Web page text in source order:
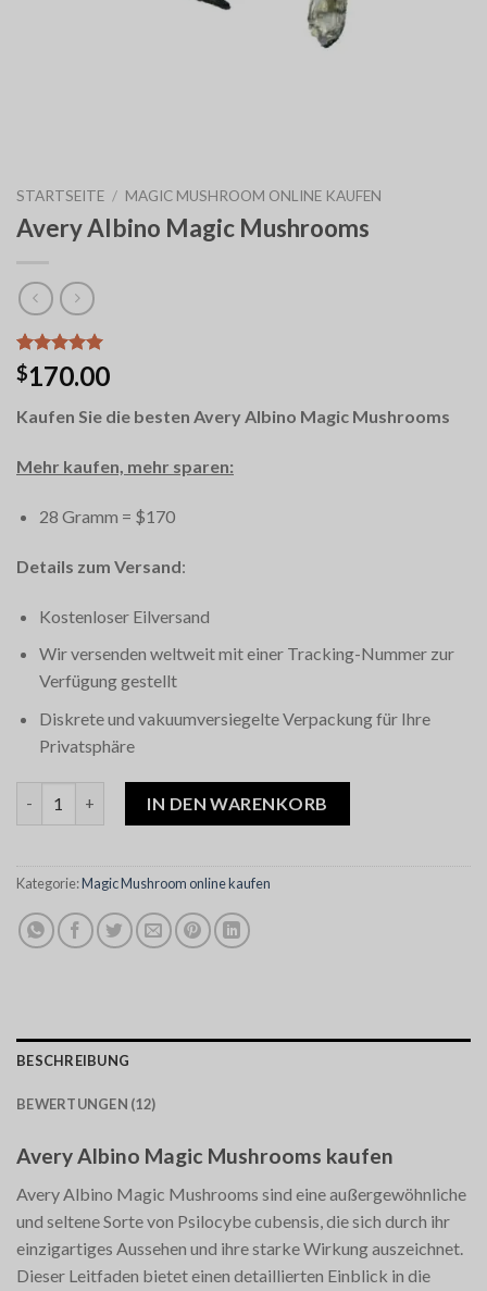
STARTSEITE / MAGIC MUSHROOM ONLINE KAUFEN
Avery Albino Magic Mushrooms
Bewertet
mit5.00
basierend
12
$170.00
Kaufen Sie die besten Avery Albino Magic Mushrooms
Mehr kaufen, mehr sparen:
28 Gramm = $170
Details zum Versand:
Kostenloser Eilversand
Wir versenden weltweit mit einer Tracking-Nummer zur
Verfügung gestellt
Diskrete und vakuumversiegelte Verpackung für Ihre
Privatsphäre
IN DEN WARENKORB
Kategorie:Magic Mushroom online kaufen
BESCHREIBUNG
BEWERTUNGEN (12)
Avery Albino Magic Mushrooms kaufen
Avery Albino Magic Mushrooms sind eine außergewöhnliche
und seltene Sorte von Psilocybe cubensis, die sich durch ihr
einzigartiges Aussehen und ihre starke Wirkung auszeichnet.
Dieser Leitfaden bietet einen detaillierten Einblick in die